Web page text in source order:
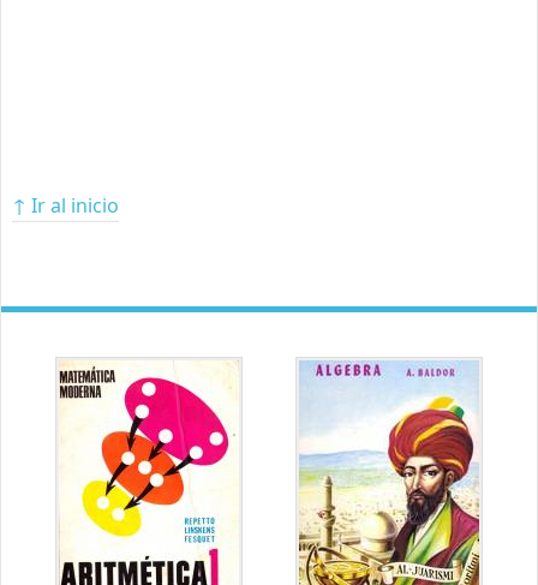
↑ Ir al inicio